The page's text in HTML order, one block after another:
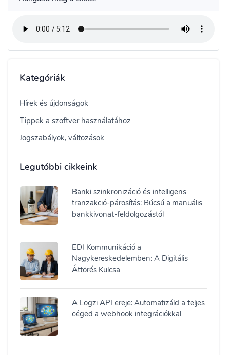
Kategóriák
Hírek és újdonságok
Tippek a szoftver használatához
Jogszabályok, változások
Legutóbbi cikkeink
Banki szinkronizáció és intelligens
tranzakció-párosítás: Búcsú a manuális
bankkivonat-feldolgozástól
EDI Kommunikáció a
Nagykereskedelemben: A Digitális
Áttörés Kulcsa
A Logzi API ereje: Automatizáld a teljes
céged a webhook integrációkkal